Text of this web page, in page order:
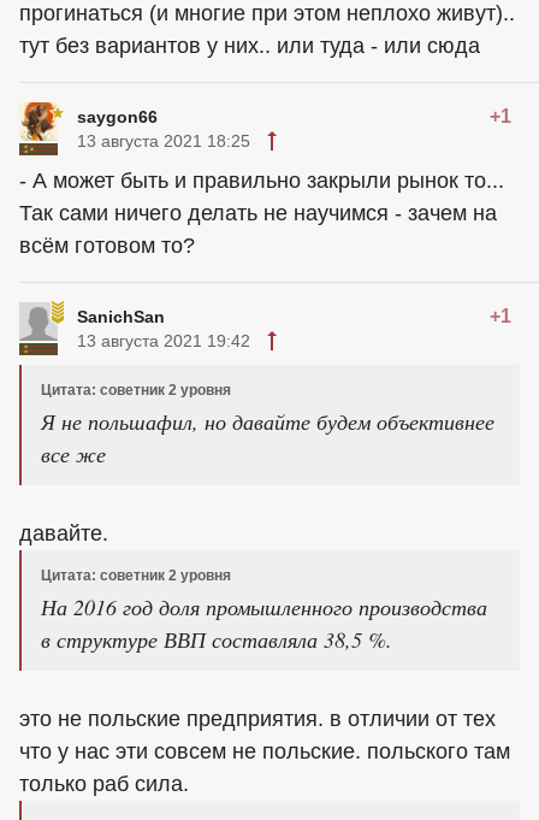
прогинаться (и многие при этом неплохо живут)..
тут без вариантов у них.. или туда - или сюда
saygon66 +1
13 августа 2021 18:25
- А может быть и правильно закрыли рынок то...
Так сами ничего делать не научимся - зачем на
всём готовом то?
SanichSan +1
13 августа 2021 19:42
Цитата: советник 2 уровня
Я не польшафил, но давайте будем объективнее
все же
давайте.
Цитата: советник 2 уровня
На 2016 год доля промышленного производства
в структуре ВВП составляла 38,5 %.
это не польские предприятия. в отличии от тех
что у нас эти совсем не польские. польского там
только раб сила.